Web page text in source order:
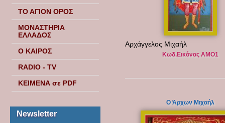
ΤΟ ΑΓΙΟΝ ΟΡΟΣ
ΜΟΝΑΣΤΗΡΙΑ
ΕΛΛΑΔΟΣ
Ο ΚΑΙΡΟΣ
RADIO - TV
ΚΕΙΜΕΝΑ σε PDF
Newsletter
Αρχάγγελος Μιχαήλ
Κωδ.Εικόνας ΑΜΟ1
Ο Άρχων Μιχαήλ